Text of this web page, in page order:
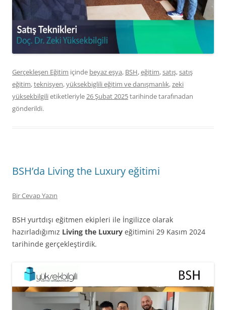
Gerçekleşen Eğitim içinde beyaz eşya, BSH,eğitim,satış,satış
eğitim,teknisyen,yüksekbiglili eğitim ve danışmanlık,zeki
yüksekbilgilietiketleriyle26 Şubat 2025tarihindetarafınadan
gönderildi.
BSH’da Living the Luxury eğitimi
Bir Cevap Yazın
BSH yurtdışı eğitmen ekipleri ile İngilizce olarak
hazırladığımız Living the Luxury eğitimini 29 Kasım 2024
tarihinde gerçekleştirdik.